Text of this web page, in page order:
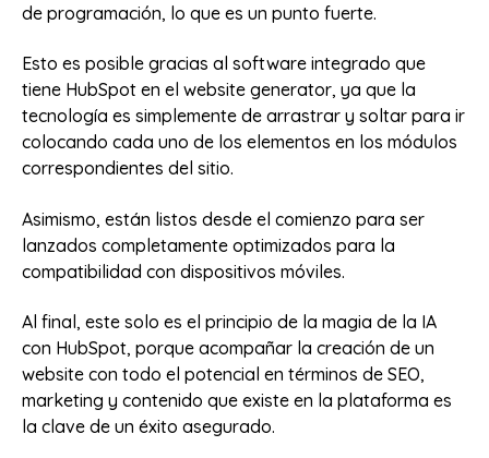
de programación, lo que es un punto fuerte.
Esto es posible gracias al software integrado que
tiene HubSpot en el website generator, ya que la
tecnología es simplemente de arrastrar y soltar para ir
colocando cada uno de los elementos en los módulos
correspondientes del sitio.
Asimismo, están listos desde el comienzo para ser
lanzados completamente optimizados para la
compatibilidad con dispositivos móviles.
Al final, este solo es el principio de la magia de la IA
con HubSpot, porque acompañar la creación de un
website con todo el potencial en términos de SEO,
marketing y contenido que existe en la plataforma es
la clave de un éxito asegurado.